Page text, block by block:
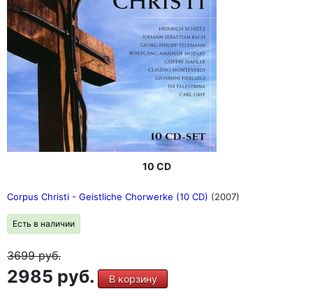
10 CD
Corpus Christi - Geistliche Chorwerke (10 CD) (2007)
Есть в наличии
3699руб.
2985 руб. В корзину